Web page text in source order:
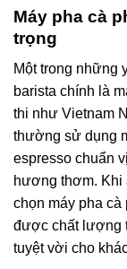
Máy pha cà
trọng
Một trong những
barista chính là
thi như Vietnam
thường sử dụng
espresso chuẩn
hương thơm. Khi
chọn máy pha
được chất lượng
tuyệt vời cho